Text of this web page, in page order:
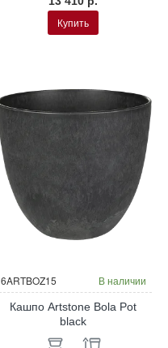
Купить
6ARTBOZ15 В наличии
Кашпо Artstone Bola Pot
black